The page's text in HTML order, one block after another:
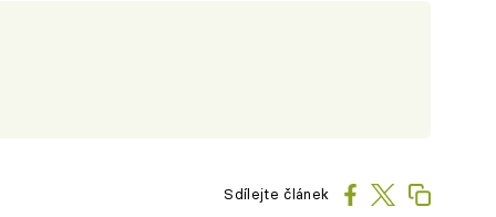
Sdílejte článek